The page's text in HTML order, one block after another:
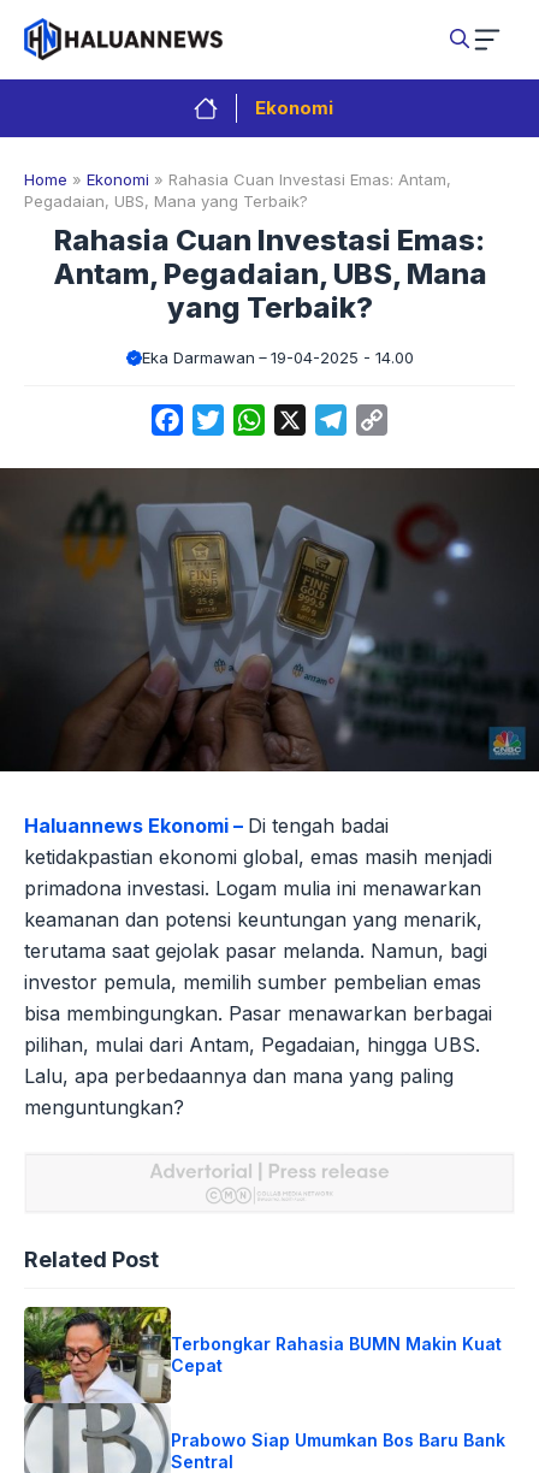
Langsung
isi
Ekonomi
Home » Ekonomi » Rahasia Cuan Investasi Emas: Antam,
Pegadaian, UBS, Mana yang Terbaik?
Rahasia Cuan Investasi Emas:
Antam, Pegadaian, UBS, Mana
yang Terbaik?
Eka Darmawan 19-04-2025 - 14.00
FacebookTwitterWhatsApp Telegram
Haluannews Ekonomi – Di tengah badai
ketidakpastian ekonomi global, emas masih menjadi
primadona investasi. Logam mulia ini menawarkan
keamanan dan potensi keuntungan yang menarik,
terutama saat gejolak pasar melanda. Namun, bagi
investor pemula, memilih sumber pembelian emas
bisa membingungkan. Pasar menawarkan berbagai
pilihan, mulai dari Antam, Pegadaian, hingga UBS.
Lalu, apa perbedaannya dan mana yang paling
menguntungkan?
Related Post
Terbongkar Rahasia BUMN Makin Kuat
Cepat
Prabowo Siap Umumkan Bos Baru Bank
Sentral